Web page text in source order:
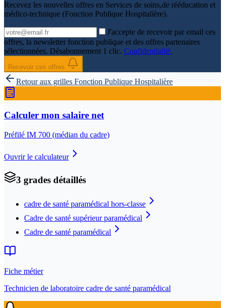
Recevez les nouvelles offres en Services de soins,de rééducation et
médico-technique (Fonction Publique Hospitalière).
J'accepte de recevoir par email ces
offres, la newsletter fonction publique et des offres partenaires
sélectionnées. Désabonnement 1 clic. Confidentialité.
Recevoir ces offres
Retour aux grilles Fonction Publique Hospitalière
Calculer mon salaire net
Préfilé IM 700 (médian du cadre)
Ouvrir le calculateur
3 grades détaillés
cadre de santé paramédical hors-classe
Cadre de santé supérieur paramédical
Cadre de santé paramédical
Fiche métier
Technicien de laboratoire cadre de santé paramédical